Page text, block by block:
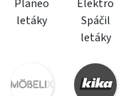
Planeo
letáky
Elektro
Spáčil
letáky